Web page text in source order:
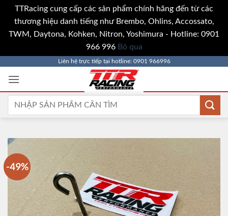
TTRacing cung cấp các sản phẩm chính hãng đến từ các
thương hiệu danh tiếng như Brembo, Ohlins, Accossato,
TWM, Daytona, Kohken, Nitron, Yoshimura - Hotline: 0901
966 996 Bỏ qua
qua
Liên hệ trực tiếp tại hotline: 0901 966996
Tìm
-49%